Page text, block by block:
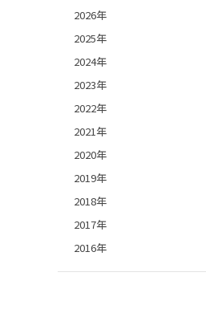
2026年
2025年
2024年
2023年
2022年
2021年
2020年
2019年
2018年
2017年
2016年